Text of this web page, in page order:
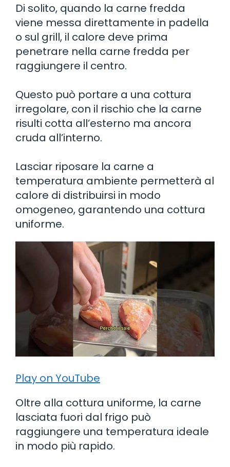
Di solito, quando la carne fredda
viene messa direttamente in padella
o sul grill, il calore deve prima
penetrare nella carne fredda per
raggiungere il centro.
Questo può portare a una cottura
irregolare, con il rischio che la carne
risulti cotta all’esterno ma ancora
cruda all’interno.
Lasciar riposare la carne a
temperatura ambiente permetterà al
calore di distribuirsi in modo
omogeneo, garantendo una cottura
uniforme.
Play on YouTube
Oltre alla cottura uniforme, la carne
lasciata fuori dal frigo può
raggiungere una temperatura ideale
in modo più rapido.